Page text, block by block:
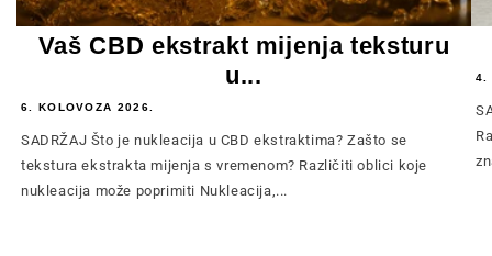
Vaš CBD ekstrakt mijenja teksturu
u...
6. KOLOVOZA 2026.
SADRŽAJ Što je nukleacija u CBD ekstraktima? Zašto se
tekstura ekstrakta mijenja s vremenom? Različiti oblici koje
nukleacija može poprimiti Nukleacija,...
4.